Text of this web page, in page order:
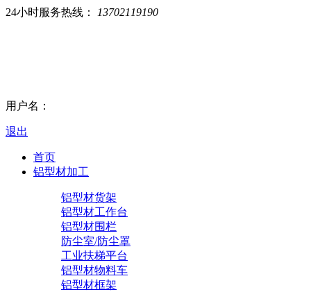
24小时服务热线： 13702119190
用户名：
退出
首页
铝型材加工
铝型材货架
铝型材工作台
铝型材围栏
防尘室/防尘罩
工业扶梯平台
铝型材物料车
铝型材框架